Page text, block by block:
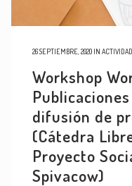
26 SEPTIEMBRE, 2020 IN
Workshop
difusión de
(Cátedra
Proyecto
Spivacow)